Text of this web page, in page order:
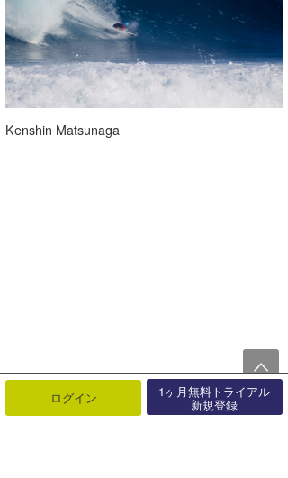
Kenshin Matsunaga
ログイン 1ヶ月無料トライアル
新規登録